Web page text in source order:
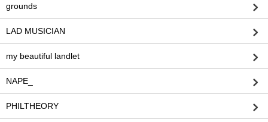
grounds
LAD MUSICIAN
my beautiful landlet
NAPE_
PHILTHEORY